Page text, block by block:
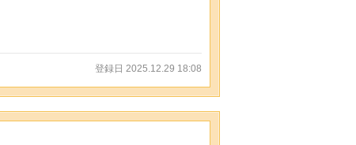
登録日 2025.12.29 18:08